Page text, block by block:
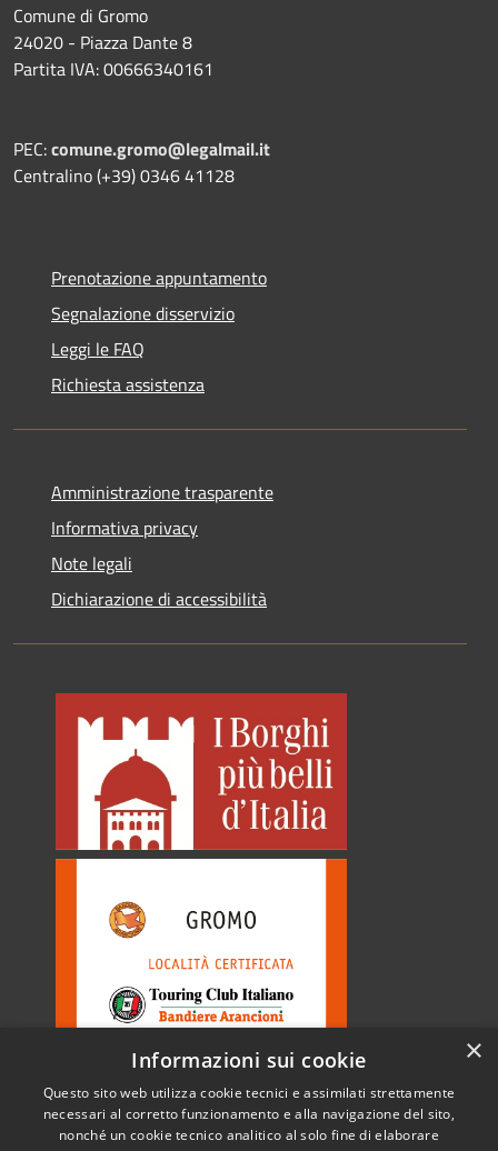
Comune di Gromo
24020 - Piazza Dante 8
Partita IVA: 00666340161
PEC:comune.gromo@legalmail.it
Centralino (+39) 0346 41128
Prenotazione appuntamento
Segnalazione disservizio
Leggi le FAQ
Richiesta assistenza
Amministrazione trasparente
Informativa privacy
Note legali
Dichiarazione di accessibilità
×
Informazioni sui cookie
Questo sito web utilizza cookie tecnici e assimilati strettamente
necessari al corretto funzionamento e alla navigazione del sito,
nonché un cookie tecnico analitico al solo fine di elaborare